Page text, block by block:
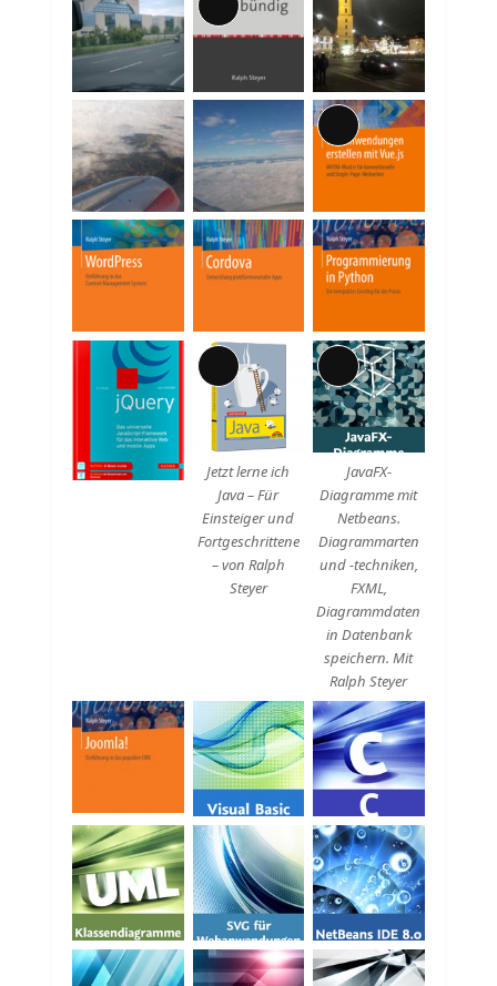
Lange
Beschreibung
Lange
Beschreibung
Lange
Beschreibung
Jetzt lerne ich
Java – Für
Einsteiger und
Fortgeschrittene
– von Ralph
Steyer
Lange
Beschreibung
JavaFX-
Diagramme mit
Netbeans.
Diagrammarten
und -techniken,
FXML,
Diagrammdaten
in Datenbank
speichern. Mit
Ralph Steyer